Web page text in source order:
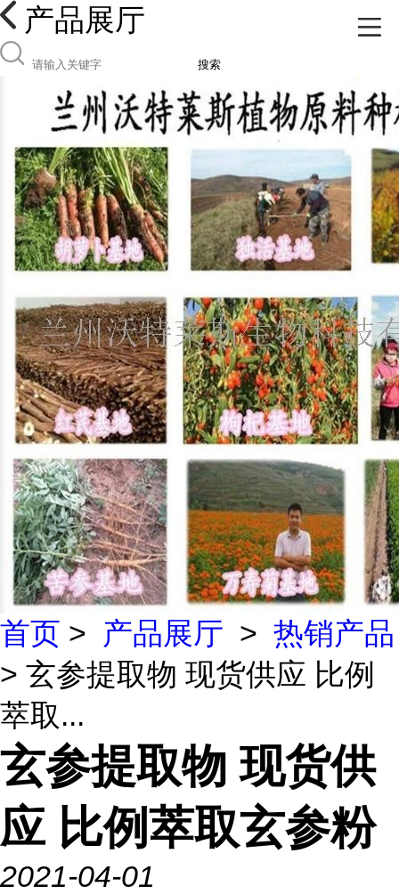
产品展厅
搜索
首页 > 产品展厅 > 热销产品
> 玄参提取物 现货供应 比例
萃取...
玄参提取物 现货供
应 比例萃取玄参粉
2021-04-01